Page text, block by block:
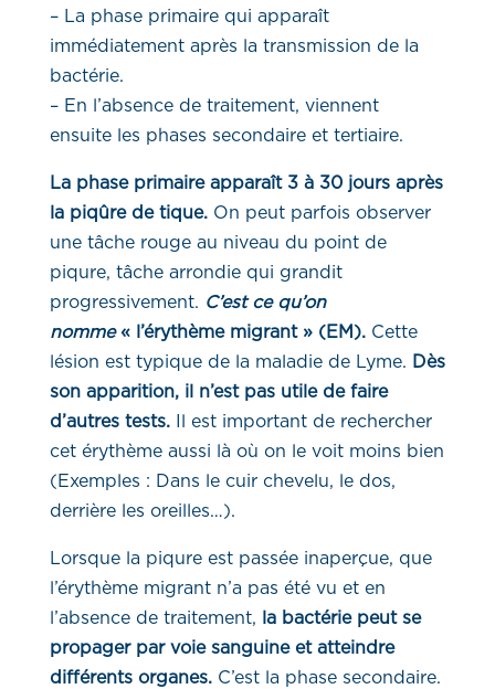
– La phase primaire qui apparaît
immédiatement après la transmission de la
bactérie.
– En l’absence de traitement, viennent
ensuite les phases secondaire et tertiaire.
La phase primaire apparaît 3 à 30 jours après
la piqûre de tique. On peut parfois observer
une tâche rouge au niveau du point de
piqure, tâche arrondie qui grandit
progressivement. C’est ce qu’on
nomme « l’érythème migrant » (EM). Cette
lésion est typique de la maladie de Lyme. Dès
son apparition, il n’est pas utile de faire
d’autres tests.
Il est important de rechercher
cet érythème aussi là où on le voit moins bien
(Exemples : Dans le cuir chevelu, le dos,
derrière les oreilles…).
Lorsque la piqure est passée inaperçue, que
l’érythème migrant n’a pas été vu et en
l’absence de traitement,
la bactérie peut se
propager par voie sanguine et atteindre
différents organes. C’est la phase secondaire.